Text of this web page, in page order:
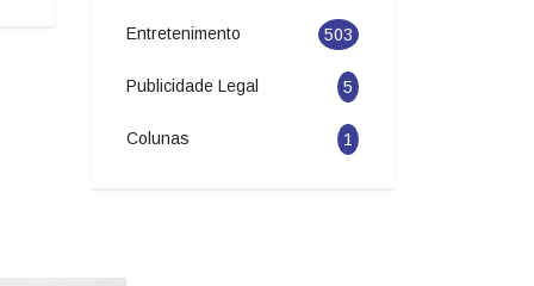
Entretenimento 503
Publicidade Legal 5
Colunas 1